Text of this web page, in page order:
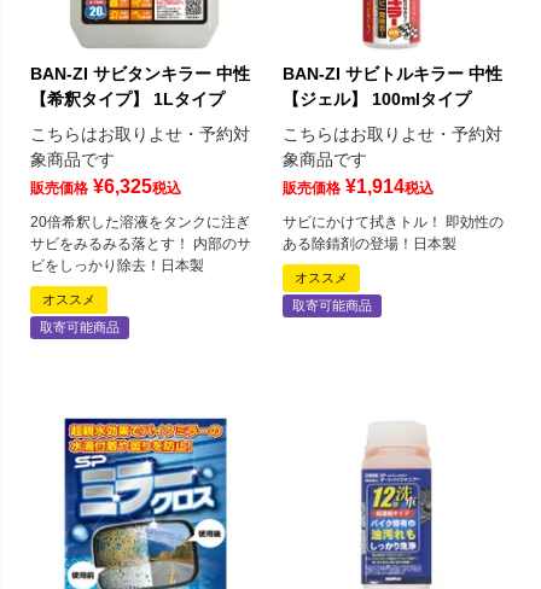
BAN-ZI サビタンキラー 中性
【希釈タイプ】 1Lタイプ
こちらはお取りよせ・予約対
象商品です
販売価格 ¥6,325税込
20倍希釈した溶液をタンクに注ぎ
サビをみるみる落とす！ 内部のサ
ビをしっかり除去！日本製
オススメ
取寄可能商品
BAN-ZI サビトルキラー 中性
【ジェル】 100mlタイプ
こちらはお取りよせ・予約対
象商品です
販売価格 ¥1,914税込
サビにかけて拭きトル！ 即効性の
ある除錆剤の登場！日本製
オススメ
取寄可能商品